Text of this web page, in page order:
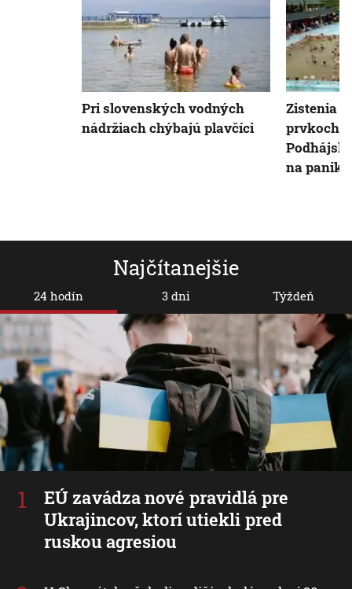
Najčítanejšie
24 hodín
EÚ zavádza nové pravidlá pre
Ukrajincov, ktorí utiekli pred
ruskou agresiou
3 dni Týždeň
Pri slovenských vodných
nádržiach chýbajú plavčíci
Zistenia
prvkoch
na paniku